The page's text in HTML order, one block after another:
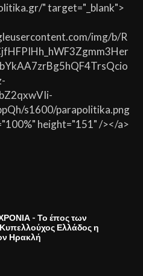
" target="_blank">
img/b/R
s1600/parapolitika.png
height="151" /></a>
- Το έπος των
Ελλάδος η
Ηρακλή